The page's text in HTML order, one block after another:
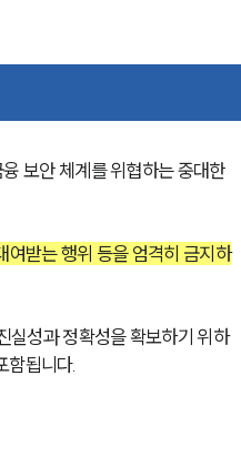
보안 체계를 위협하는 중대한
받는 행위 등을 엄격히 금지하
실성과 정확성을 확보하기 위하
함됩니다.